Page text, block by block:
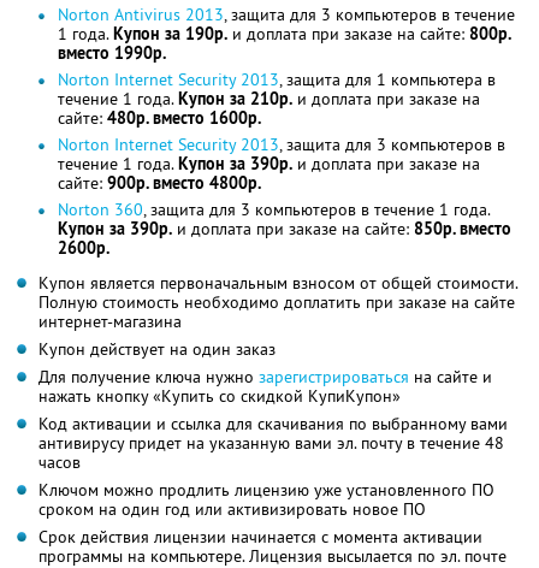
Norton Antivirus 2013, защита для 3 компьютеров в течение
1 года.Купон за 190р. и доплата при заказе на сайте: 800р.
вместо 1990р.
Norton Internet Security 2013, защита для 1 компьютера в
течение 1 года.Купон за 210р. и доплата при заказе на
сайте: 480р. вместо 1600р.
Norton Internet Security 2013, защита для 3 компьютеров в
течение 1 года.Купон за 390р. и доплата при заказе на
сайте: 900р. вместо 4800р.
Norton 360, защита для 3 компьютеров в течение 1 года.
Купон за 390р. и доплата при заказе на сайте: 850р. вместо
2600р.
Купон является первоначальным взносом от общей стоимости.
Полную стоимость необходимо доплатить при заказе на сайте
интернет-магазина
Купон действует на один заказ
Для получение ключа нужно зарегистрироваться на сайте и
нажать кнопку «Купить со скидкой КупиКупон»
Код активации и ссылка для скачивания по выбранному вами
антивирусу придет на указанную вами эл. почту в течение 48
часов
Ключом можно продлить лицензию уже установленного ПО
сроком на один год или активизировать новое ПО
Срок действия лицензии начинается с момента активации
программы на компьютере. Лицензия высылается по эл. почте